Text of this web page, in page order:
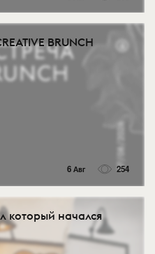
BRUNCH
6 Авг 254
который начался